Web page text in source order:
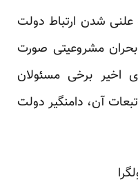
علنی شدن ارتباط دولت
مشروعیتی صورت
اخیر برخی مسئولان
آن، دامنگیر دولت